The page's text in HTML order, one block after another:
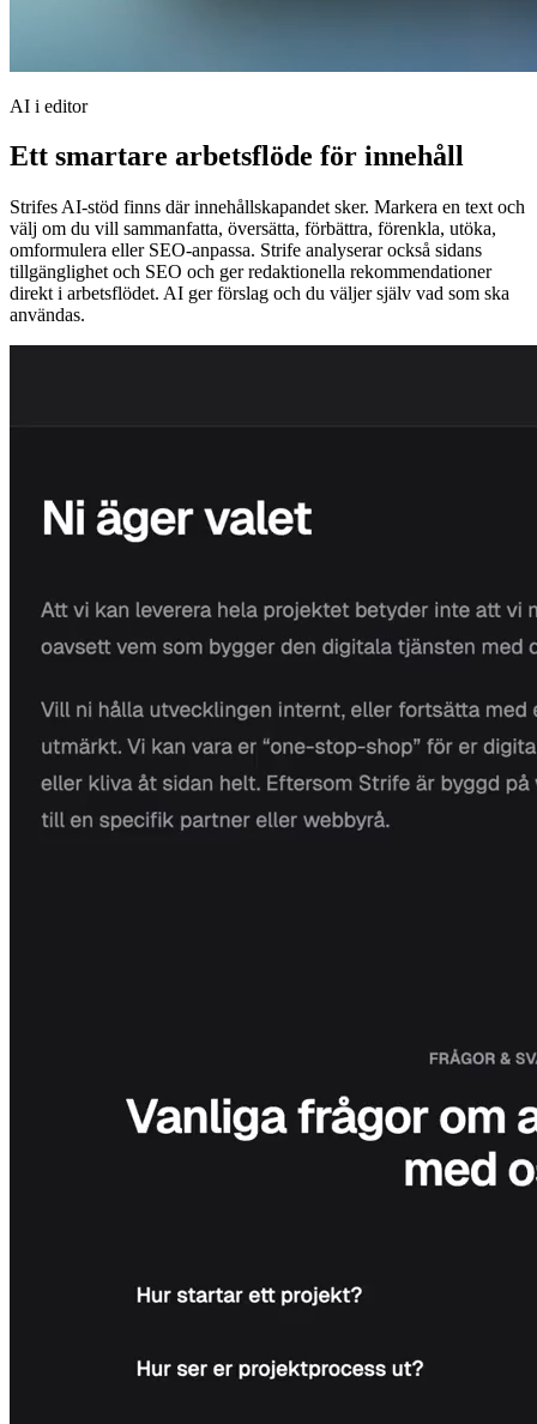
AI i editor
Ett smartare arbetsflöde för innehåll
Strifes AI-stöd finns där innehållskapandet sker. Markera en text och
välj om du vill sammanfatta, översätta, förbättra, förenkla, utöka,
omformulera eller SEO-anpassa. Strife analyserar också sidans
tillgänglighet och SEO och ger redaktionella rekommendationer
direkt i arbetsflödet. AI ger förslag och du väljer själv vad som ska
användas.